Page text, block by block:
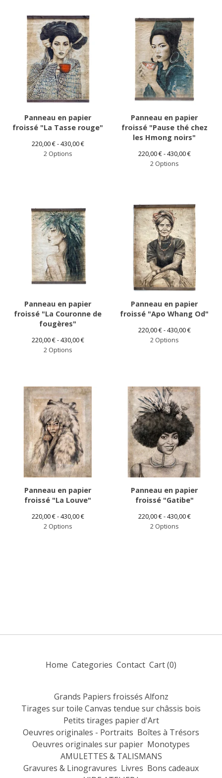
Panneau en papier
froissé "La Tasse rouge"
220,00€- 430,00€
2 Options
Panneau en papier
froissé "Pause thé chez
les Hmong noirs"
220,00€- 430,00€
2 Options
Panneau en papier
froissé "La Couronne de
fougères"
220,00€- 430,00€
2 Options
Panneau en papier
froissé "Apo Whang Od"
220,00€- 430,00€
2 Options
Panneau en papier
froissé "La Louve"
220,00€- 430,00€
2 Options
Panneau en papier
froissé "Gatibe"
220,00€- 430,00€
2 Options
Home Categories Contact Cart (0)
Grands Papiers froissés Alfonz
Tirages sur toile Canvas tendue sur châssis bois
Petits tirages papier d'Art
Oeuvres originales - Portraits Boîtes à Trésors
Oeuvres originales sur papier Monotypes
AMULETTES & TALISMANS
Gravures & Linogravures Livres Bons cadeaux